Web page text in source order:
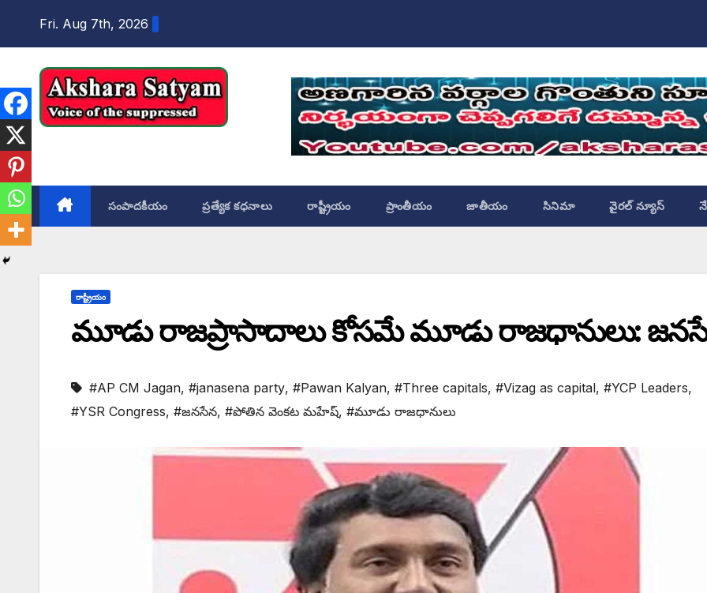
Fri. Aug 7th, 2026
సంపాదకీయం ప్రత్యేక కధనాలు రాష్ట్రీయం ప్రాంతీయం జాతీయం సినిమా వైరల్ న్యూస్
రాష్ట్రీయం
మూడు రాజప్రాసాదాలు కోసమే మూడు రాజధానులు:
#AP CM Jagan, #janasena party, #Pawan Kalyan, #Three capitals, #Vizag as capital, #YCP Leaders,
#YSR Congress, #జనసేన, #పోతిన వెంకట మహేష్, #మూడు రాజధానులు